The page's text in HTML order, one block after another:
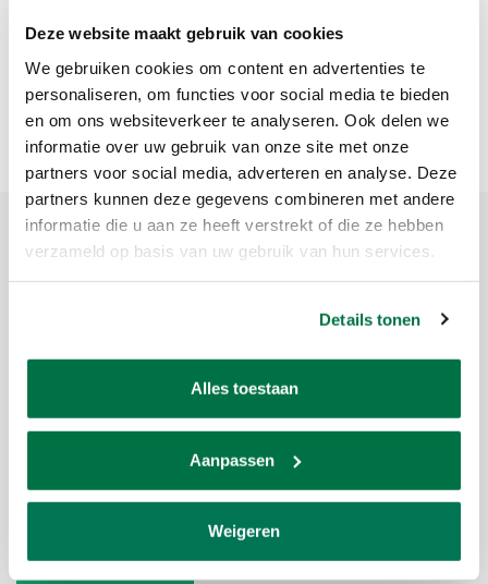
Deze website maakt gebruik van cookies
We gebruiken cookies om content en advertenties te
personaliseren, om functies voor social media te bieden
en om ons websiteverkeer te analyseren. Ook delen we
informatie over uw gebruik van onze site met onze
partners voor social media, adverteren en analyse. Deze
partners kunnen deze gegevens combineren met andere
informatie die u aan ze heeft verstrekt of die ze hebben
verzameld op basis van uw gebruik van hun services.
Details tonen
Alles toestaan
Aanpassen
Weigeren
Product description
Article code:5585.037
Delivery time:1-5 workdays
* Pool cue S2 * Beginners * Tip: 13 mm * Leg: fiber * Tip: Le Prof